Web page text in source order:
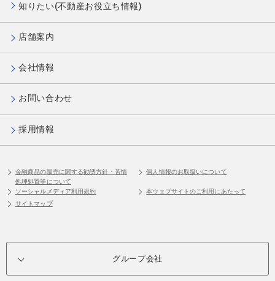
知りたい(不動産お役立ち情報)
店舗案内
会社情報
お問い合わせ
採用情報
金融商品の販売に関する勧誘方針・苦情
処理処置等について
個人情報のお取扱いについて
ソーシャルメディア利用規約
本ウェブサイトのご利用にあたって
サイトマップ
グループ会社